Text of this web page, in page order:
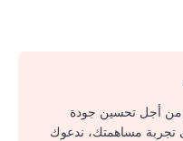
من أجل تحسين جودة
تجربة مساهمتك، ندعوك